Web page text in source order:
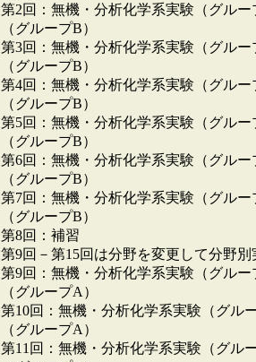
第2回：無機・分析化学系実験（グル
（グループB）
第3回：無機・分析化学系実験（グル
（グループB）
第4回：無機・分析化学系実験（グル
（グループB）
第5回：無機・分析化学系実験（グル
（グループB）
第6回：無機・分析化学系実験（グル
（グループB）
第7回：無機・分析化学系実験（グル
（グループB）
第8回：補習
第9回－第15回は分野を変更して分野
第9回：無機・分析化学系実験（グル
（グループA）
第10回：無機・分析化学系実験（グル
（グループA）
第11回：無機・分析化学系実験（グル